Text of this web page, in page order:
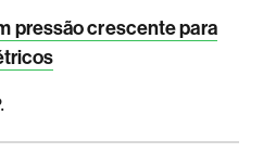
pressão crescente para